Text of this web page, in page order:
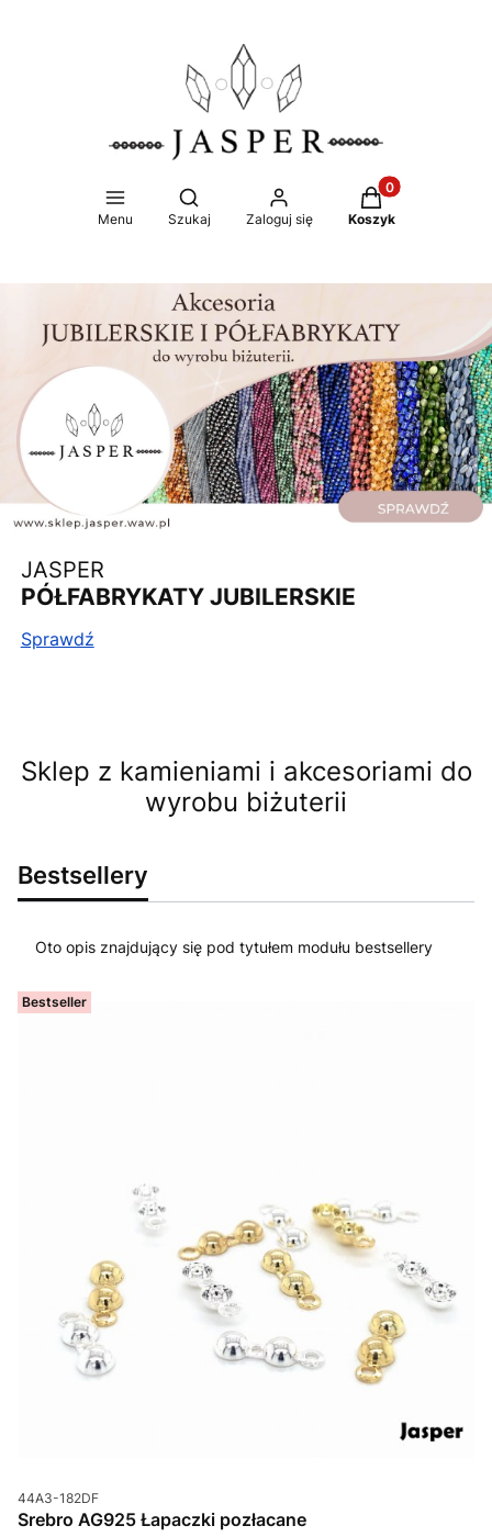
Menu
Otwórz wyszukiwarkę
Szukaj Zaloguj się
Produkty w
Koszyk
JASPER
PÓŁFABRYKATY JUBILERSKIE
Sprawdź
Sklep z kamieniami i akcesoriami do
wyrobu biżuterii
Bestsellery
Oto opis znajdujący się pod tytułem modułu bestsellery
Bestseller
Kod produktu
44A3-182DF
Srebro AG925 Łapaczki pozłacane